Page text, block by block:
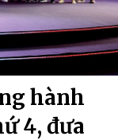
hành
4, đưa